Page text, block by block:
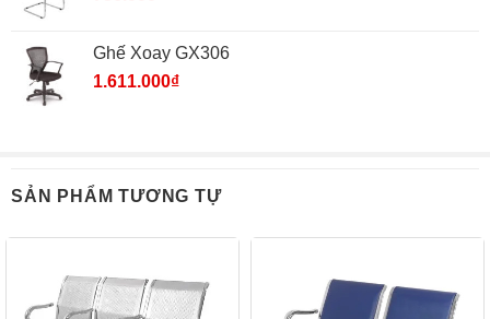
Ghế Xoay GX306
1.611.000₫
SẢN PHẨM TƯƠNG TỰ